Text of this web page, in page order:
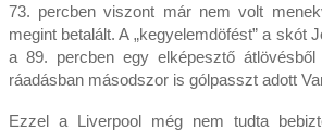
73. percben viszont már nem volt
megint betalált. A „kegyelemdöfést” a skót
a 89. percben egy elképesztő
ráadásban másodszor is gólpasszt adott
Ezzel a Liverpool még nem tudta